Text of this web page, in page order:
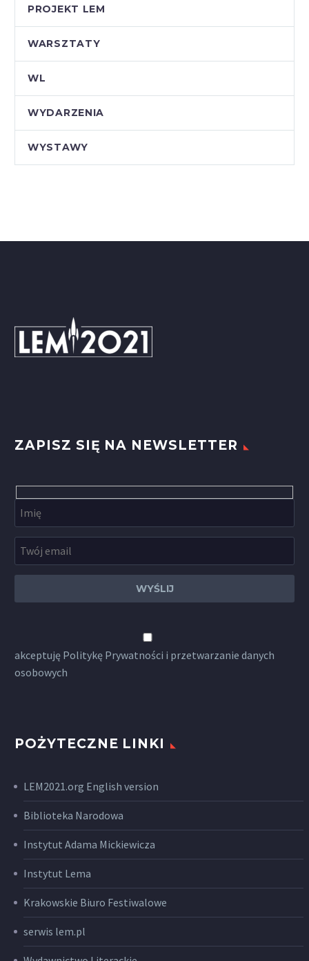
PROJEKT LEM
WARSZTATY
WL
WYDARZENIA
WYSTAWY
ZAPISZ SIĘ NA NEWSLETTER
akceptuję Politykę Prywatności i przetwarzanie danych
osobowych
POŻYTECZNE LINKI
LEM2021.org English version
Biblioteka Narodowa
Instytut Adama Mickiewicza
Instytut Lema
Krakowskie Biuro Festiwalowe
serwis lem.pl